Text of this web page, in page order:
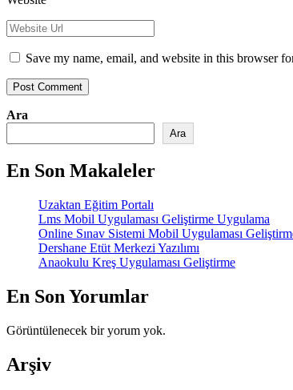
Save my name, email, and website in this browser
Ara
Ara
En Son Makaleler
Uzaktan Eğitim Portalı
Lms Mobil Uygulaması Geliştirme Uygulama
Online Sınav Sistemi Mobil Uygulaması
Dershane Etüt Merkezi Yazılımı
Anaokulu Kreş Uygulaması Geliştirme
En Son Yorumlar
Görüntülenecek bir yorum yok.
Arşiv